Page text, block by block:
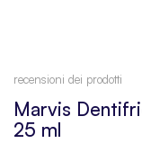
Marvis
25 ml
recensioni dei prodotti